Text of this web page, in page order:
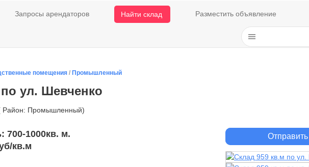
Запросы арендаторов Найти склад Разместить объявление
помещения / Промышленный
ул. Шевченко
Район: Промышленный)
700-1000кв. м.
кв.м